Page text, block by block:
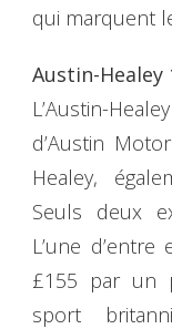
qui marquent
Austin-Healey
L’Austin-
d’Austin
Healey,
Seuls deux
L’une
£155 par un
sport